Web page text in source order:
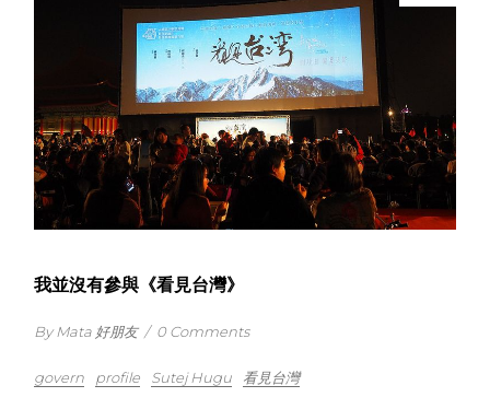
我並沒有參與《看見台灣》
By Mata 好朋友 / 0 Comments
govern profile Sutej Hugu 看見台灣